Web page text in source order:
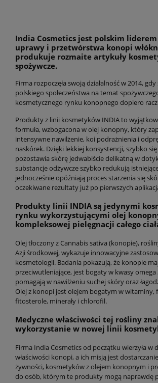
India Cosmetics jest polskim
uprawy i przetwórstwa konopi
produkuje rozmaite artykuły
spożywcze.
Firma rozpoczęła swoją działalność w 2014,
polskiego społeczeństwa na temat
kosmetycznego rynku konopnego dopiero
Produkty z linii kosmetyków INDIA to
formuła, wzbogacona w olej konopny, który
intensywne nawilżenie, koi podrażnienia i
naskórek. Dzięki lekkiej konsystencji, szybko się
pozostawia skórę jedwabiście delikatną w
substancje odżywcze szybko redukują
jednocześnie opóźniają proces starzenia się
oczekiwane rezultaty już po pierwszych
Produkty linii INDIA są jedynymi
rynku wykorzystującymi olej
kompleksowej pielęgnacji całego
Olej tłoczony z Cannabis sativa (konopie),
Azji środkowej, wykazuje innowacyjne
kosmetologii. Badania pokazują, że konopie
przeciwutleniające, jest bogaty w kwasy omega
pomagają w nawilżeniu suchej skóry oraz
Olej z konopi jest olejem bogatym w witaminy,
fitosterole, minerały i chlorofil.
Medyczne właściwości tej rośliny
wykorzystanie w nowej linii
Firma India Cosmetics od początku wierzyła w
właściwości konopi, a ich misją jest
żywności, kosmetyków z olejem konopnym i
do osób, którym te produkty mogą naprawdę